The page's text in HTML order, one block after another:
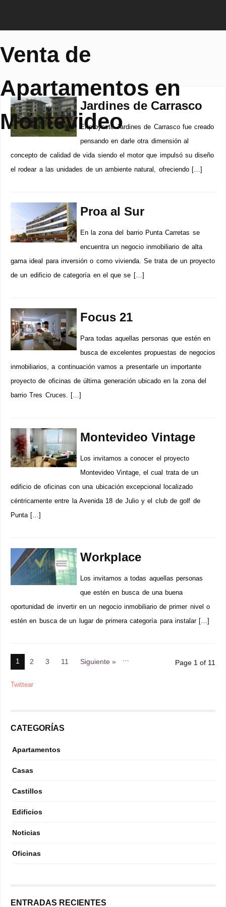
Venta de
Apartamentos en
Montevideo
Jardines de Carrasco
El proyecto Jardines de Carrasco fue creado
pensando en darle otra dimensión al
concepto de calidad de vida siendo el motor que impulsó su diseño
el rodear a las unidades de un ambiente natural, ofreciendo […]
Proa al Sur
En la zona del barrio Punta Carretas se
encuentra un negocio inmobiliario de alta
gama ideal para inversión o como vivienda. Se trata de un proyecto
de un edificio de categoría en el que se […]
Focus 21
Para todas aquellas personas que estén en
busca de excelentes propuestas de negocios
inmobiliarios, a continuación vamos a presentarle un importante
proyecto de oficinas de última generación ubicado en la zona del
barrio Tres Cruces. […]
Montevideo Vintage
Los invitamos a conocer el proyecto
Montevideo Vintage, el cual trata de un
edificio de oficinas con una ubicación excepcional localizado
céntricamente entre la Avenida 18 de Julio y el club de golf de
Punta […]
Workplace
Los invitamos a todas aquellas personas
que estén en busca de una buena
oportunidad de invertir en un negocio inmobiliario de primer nivel o
estén en busca de un lugar de primera categoría para instalar […]
1 2 3 …
11 Siguiente » Page 1 of 11
Twittear
CATEGORÍAS
Apartamentos
Casas
Castillos
Edificios
Noticias
Oficinas
ENTRADAS RECIENTES